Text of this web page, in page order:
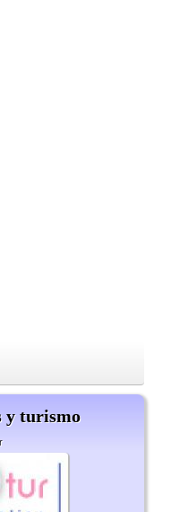
y turismo